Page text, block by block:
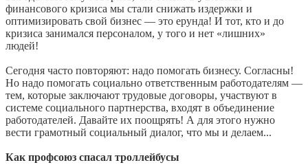
финансового кризиса мы стали снижать издержки и
оптимизировать свой бизнес — это ерунда! И тот, кто и до
кризиса занимался персоналом, у того и нет «лишних»
людей!
Сегодня часто повторяют: надо помогать бизнесу. Согласны!
Но надо помогать социально ответственным работодателям —
тем, которые заключают трудовые договоры, участвуют в
системе социального партнерства, входят в объединение
работодателей. Давайте их поощрять! А для этого нужно
вести грамотный социальный диалог, что мы и делаем...
Как профсоюз спасал троллейбусы